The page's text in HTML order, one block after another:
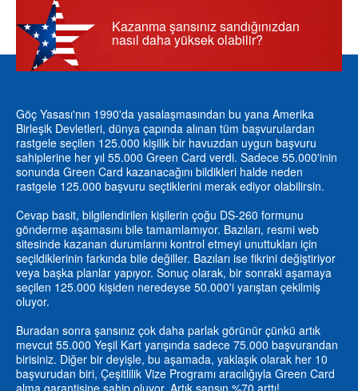
Kazanma şansınız sandığınızdan
nasıl daha yüksek olabilir?
Göç Yasası'nın 1990'da yasalaşmasından bu yana Amerika
Birleşik Devletleri, dünya çapında alınan tüm başvurulardan
rastgele seçilen 125.000 kişilik bir havuzdan uygun başvuru
sahiplerine her yıl 55.000 Green Card verdi. Sadece 55.000'inin
sonunda Green Card kazanacağını bildikleri halde neden
rastgele 125.000 başvuru seçtiklerini merak ediyor olabilirsin.
Cevap basit, bilgilendirilen kişilerin çoğu DS-260 formunu
gönderme aşamasını bile tamamlamıyor. Bazıları, resmi web
sitesinde kazanan durumlarını kontrol etmeyi unuttukları için
seçildiklerinin farkında bile değiller. Bazıları ise fikrini değiştiriyor
veya başka planlar yapıyor. Sonuç olarak, bir sonraki aşamaya
seçilen 125.000 kişiden neredeyse 50.000'i yarıştan çekilmiş
oluyor.
Buradan sonra şansınız çok daha parlak görünür çünkü artık
mevcut 55.000 Yeşil Kart yarışında sadece 75.000 başvurandan
birisiniz. Diğer bir deyişle, bu aşamada, yaklaşık olarak her 10
başvurudan biri, Çeşitlilik Vize Programı aracılığıyla Green Card